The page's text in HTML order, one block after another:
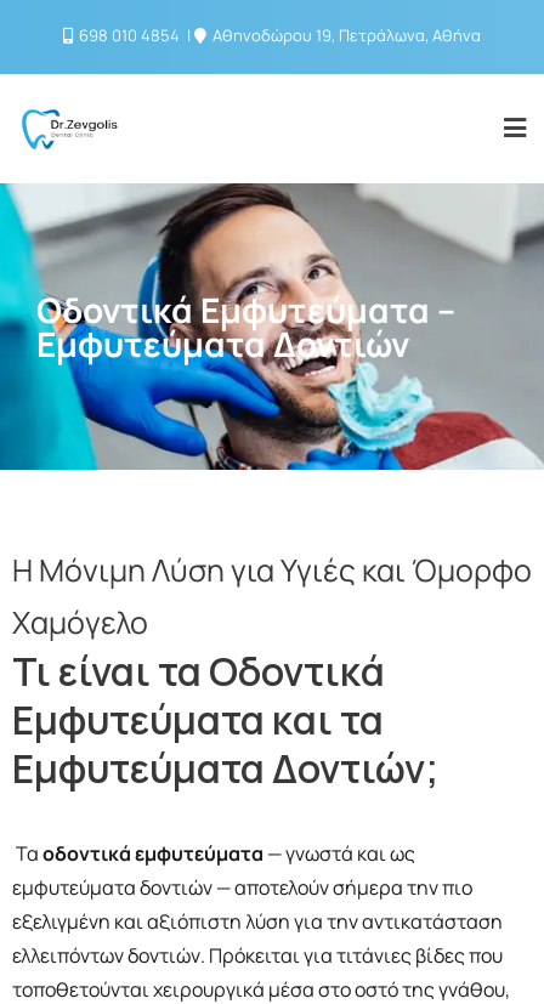
698 010 4854 Αθηνοδώρου 19, Πετράλωνα, Αθήνα
Οδοντικά Εμφυτεύματα –
Εμφυτεύματα Δοντιών
Η Μόνιμη Λύση για Υγιές και Όμορφο
Χαμόγελο
Τι είναι τα Οδοντικά
Εμφυτεύματα και τα
Εμφυτεύματα Δοντιών;
Ταοδοντικά εμφυτεύματα — γνωστά και ως
εμφυτεύματα δοντιών — αποτελούν σήμερα την πιο
εξελιγμένη και αξιόπιστη λύση για την αντικατάσταση
ελλειπόντων δοντιών. Πρόκειται για τιτάνιες βίδες που
τοποθετούνται χειρουργικά μέσα στο οστό της γνάθου,